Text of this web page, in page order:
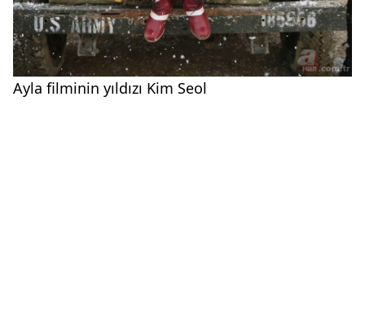
Ayla filminin yıldızı Kim Seol